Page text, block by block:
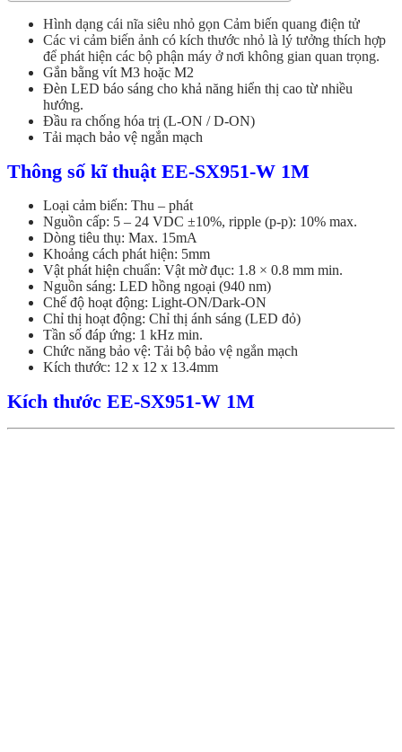
Hình dạng cái nĩa siêu nhỏ gọn Cảm biến quang điện tử
Các vi cảm biến ảnh có kích thước nhỏ là lý tưởng thích hợp
để phát hiện các bộ phận máy ở nơi không gian quan trọng.
Gắn bằng vít M3 hoặc M2
Đèn LED báo sáng cho khả năng hiển thị cao từ nhiều
hướng.
Đầu ra chống hóa trị (L-ON / D-ON)
Tải mạch bảo vệ ngắn mạch
Thông số kĩ thuật EE-SX951-W 1M
Loại cảm biến: Thu – phát
Nguồn cấp: 5 – 24 VDC ±10%, ripple (p-p): 10% max.
Dòng tiêu thụ: Max. 15mA
Khoảng cách phát hiện: 5mm
Vật phát hiện chuẩn: Vật mờ đục: 1.8 × 0.8 mm min.
Nguồn sáng: LED hồng ngoại (940 nm)
Chế độ hoạt động: Light-ON/Dark-ON
Chỉ thị hoạt động: Chỉ thị ánh sáng (LED đỏ)
Tần số đáp ứng: 1 kHz min.
Chức năng bảo vệ: Tải bộ bảo vệ ngắn mạch
Kích thước: 12 x 12 x 13.4mm
Kích thước EE-SX951-W 1M